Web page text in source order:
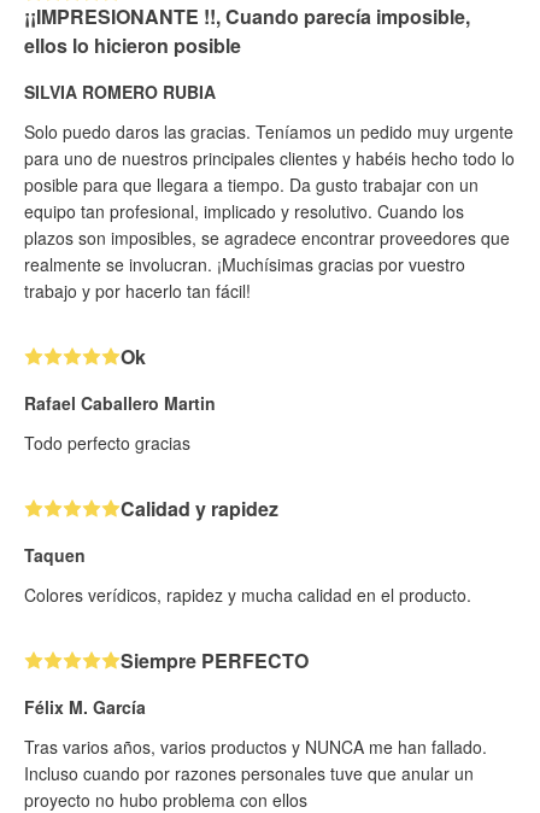
¡¡IMPRESIONANTE !!, Cuando parecía imposible,
ellos lo hicieron posible
SILVIA ROMERO RUBIA
Solo puedo daros las gracias. Teníamos un pedido muy urgente
para uno de nuestros principales clientes y habéis hecho todo lo
posible para que llegara a tiempo. Da gusto trabajar con un
equipo tan profesional, implicado y resolutivo. Cuando los
plazos son imposibles, se agradece encontrar proveedores que
realmente se involucran. ¡Muchísimas gracias por vuestro
trabajo y por hacerlo tan fácil!
Ok
Rafael Caballero Martin
Todo perfecto gracias
Calidad y rapidez
Taquen
Colores verídicos, rapidez y mucha calidad en el producto.
Siempre PERFECTO
Félix M. García
Tras varios años, varios productos y NUNCA me han fallado.
Incluso cuando por razones personales tuve que anular un
proyecto no hubo problema con ellos